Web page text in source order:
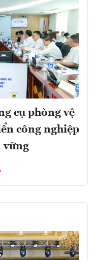
cụ phòng vệ
công nghiệp
vững